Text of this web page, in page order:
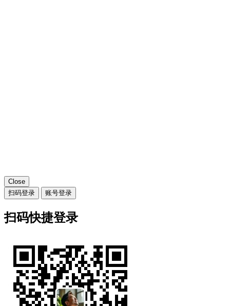
Close
扫码登录
账号登录
扫码快捷登录